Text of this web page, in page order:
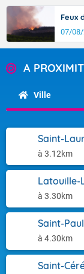
Feux
07/
A
Ville
Saint-
à 3.12km
Latouille-
à 3.30km
Saint-
à 4.30km
Saint-